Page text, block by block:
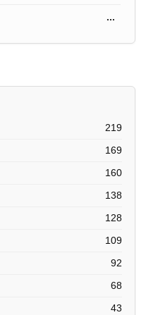
...
219
169
160
138
128
109
92
68
43